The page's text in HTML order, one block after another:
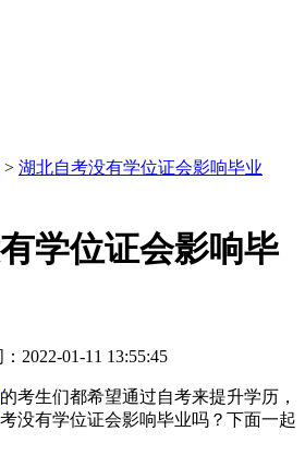
> 湖北自考没有学位证会影响毕业
学位证会影响毕
2022-01-11 13:55:45
的考生们都希望通过自考来提升学历，
没有学位证会影响毕业吗？下面一起